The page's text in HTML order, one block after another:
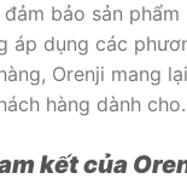
đảm bảo sản
áp dụng các
Orenji mang
hàng dành cho.
kết của